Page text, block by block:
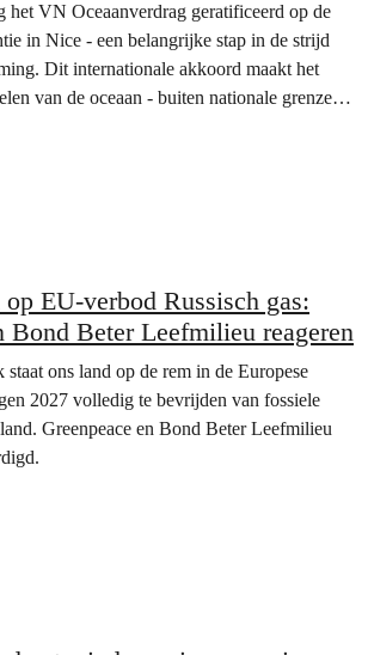
het VN Oceaanverdrag geratificeerd op de
in Nice - een belangrijke stap in de strijd
Dit internationale akkoord maakt het
van de oceaan - buiten nationale grenzen -
België is één van de 18 landen die
het…
EU-verbod Russisch gas:
Bond Beter Leefmilieu reageren
staat ons land op de rem in de Europese
2027 volledig te bevrijden van fossiele
Greenpeace en Bond Beter Leefmilieu